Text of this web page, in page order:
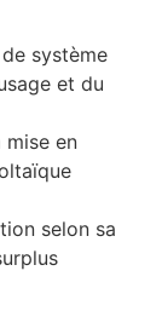
système
et du
mise en
selon sa